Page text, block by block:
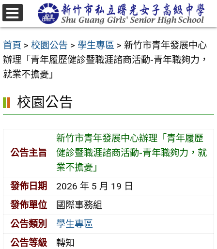
跳
至
要
內
容
首頁 > 校園公告 > 學生專區 > 新竹市青年發展中心
辦理「青年履歷健診暨職涯諮商活動-青年職夠力，
就業不擔憂」
校園公告
公告主旨
新竹市青年發展中心辦理「青年履歷
健診暨職涯諮商活動-青年職夠力，就
業不擔憂」
發佈日期
2026 年 5 月 19 日
發佈單位
國際事務組
公告類別
學生專區
公告等級
轉知
選
單